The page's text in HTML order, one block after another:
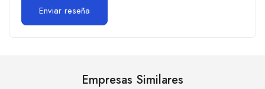
Empresas Similares